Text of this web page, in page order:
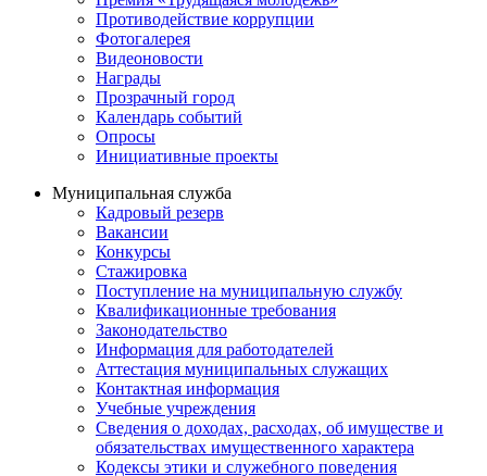
Противодействие коррупции
Фотогалерея
Видеоновости
Награды
Прозрачный город
Календарь событий
Опросы
Инициативные проекты
Муниципальная служба
Кадровый резерв
Вакансии
Конкурсы
Стажировка
Поступление на муниципальную службу
Квалификационные требования
Законодательство
Информация для работодателей
Аттестация муниципальных служащих
Контактная информация
Учебные учреждения
Сведения о доходах, расходах, об имуществе и
обязательствах имущественного характера
Кодексы этики и служебного поведения